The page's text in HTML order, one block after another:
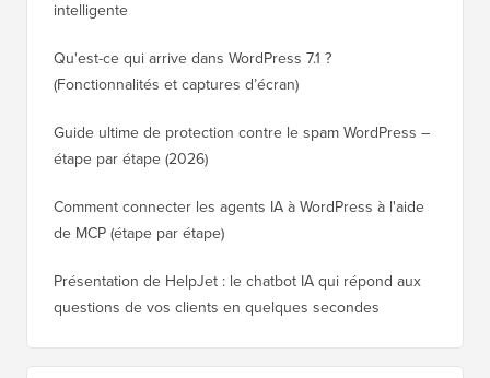
intelligente
Qu'est-ce qui arrive dans WordPress 7.1 ?
(Fonctionnalités et captures d’écran)
Guide ultime de protection contre le spam WordPress –
étape par étape (2026)
Comment connecter les agents IA à WordPress à l'aide
de MCP (étape par étape)
Présentation de HelpJet : le chatbot IA qui répond aux
questions de vos clients en quelques secondes